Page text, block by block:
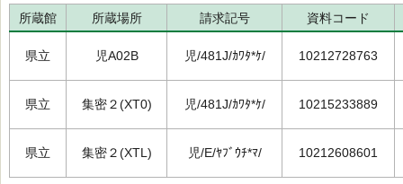
所蔵館 所蔵場所 請求記号 資料コード
県立 児A02B 児/481J/ｶﾜﾀ*ｹ/ 10212728763
県立 集密２(XT0) 児/481J/ｶﾜﾀ*ｹ/ 10215233889
県立 集密２(XTL) 児/E/ﾔﾌﾞｳﾁ*ﾏ/ 10212608601